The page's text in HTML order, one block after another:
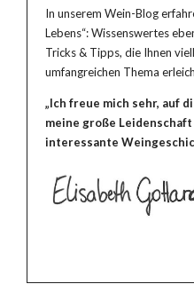
In unserem Wein-Blog
Lebens“: Wissenswertes
Tricks & Tipps, die Ihnen
umfangreichen Thema
„Ich freue mich sehr, auf
meine große
interessante